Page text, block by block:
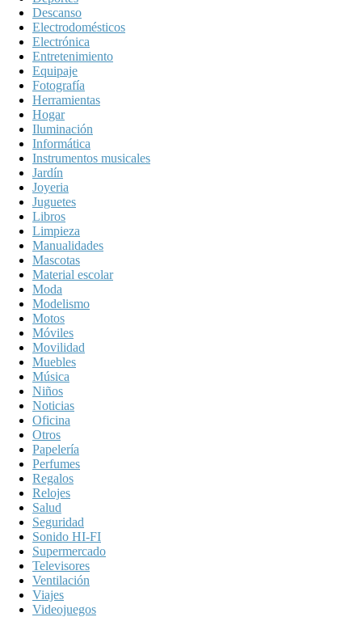
Descanso
Electrodomésticos
Electrónica
Entretenimiento
Equipaje
Fotografía
Herramientas
Hogar
Iluminación
Informática
Instrumentos musicales
Jardín
Joyeria
Juguetes
Libros
Limpieza
Manualidades
Mascotas
Material escolar
Moda
Modelismo
Motos
Móviles
Movilidad
Muebles
Música
Niños
Noticias
Oficina
Otros
Papelería
Perfumes
Regalos
Relojes
Salud
Seguridad
Sonido HI-FI
Supermercado
Televisores
Ventilación
Viajes
Videojuegos